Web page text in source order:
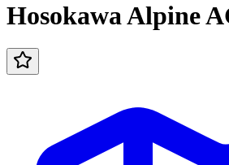
Hosokawa Alpine